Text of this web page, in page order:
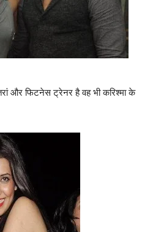
और फिटनेस ट्रेनर है वह भी करिश्मा के